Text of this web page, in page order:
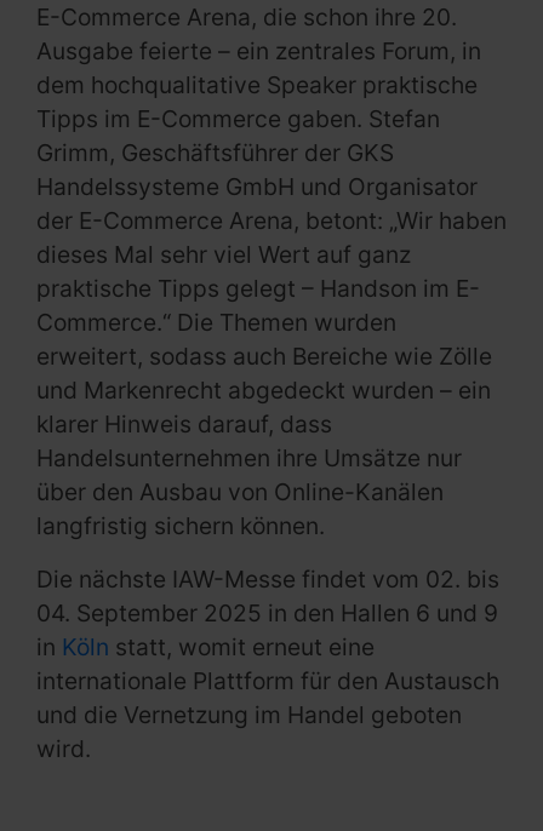
E-Commerce Arena, die schon ihre 20.
Ausgabe feierte – ein zentrales Forum, in
dem hochqualitative Speaker praktische
Tipps im E-Commerce gaben. Stefan
Grimm, Geschäftsführer der GKS
Handelssysteme GmbH und Organisator
der E-Commerce Arena, betont: „Wir haben
dieses Mal sehr viel Wert auf ganz
praktische Tipps gelegt – Handson im E-
Commerce.“ Die Themen wurden
erweitert, sodass auch Bereiche wie Zölle
und Markenrecht abgedeckt wurden – ein
klarer Hinweis darauf, dass
Handelsunternehmen ihre Umsätze nur
über den Ausbau von Online-Kanälen
langfristig sichern können.
Die nächste IAW-Messe findet vom 02. bis
04. September 2025 in den Hallen 6 und 9
in Köln statt, womit erneut eine
internationale Plattform für den Austausch
und die Vernetzung im Handel geboten
wird.